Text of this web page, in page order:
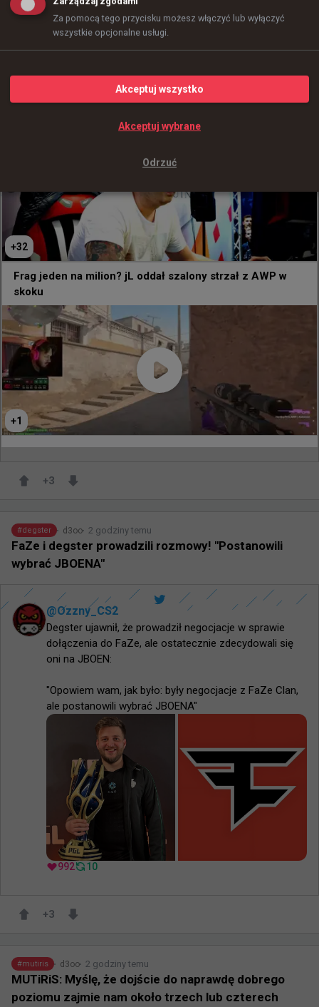
2 godziny temu
@eskyycs
Wygrywamy 19;17 na 95Vikings i dostajemy się na lana
w białej podlaskiej już 11 września! GG!
165 0
+3
#degster d3oo 2 godziny temu
FaZe i degster prowadzili rozmowy! "Postanowili
wybrać JBOENA"
@Ozzny_CS2
Degster ujawnił, że prowadził negocjacje w sprawie
dołączenia do FaZe, ale ostatecznie zdecydowali się
oni na JBOEN:
"Opowiem wam, jak było: były negocjacje z FaZe Clan,
ale postanowili wybrać JBOENA"
992 10
+3
#mutiris d3oo 2 godziny temu
MUTiRiS: Myślę, że dojście do naprawdę dobrego
poziomu zajmie nam około trzech lub czterech
+1
easy kończy projekt poszukiwania młodych talentów oraz
+32
Frag jeden na milion? jL oddał szalony strzał z AWP w
skoku
+1
Za pomocą tego przycisku możesz włączyć lub wyłączyć
wszystkie opcjonalne usługi.
Odrzuć
Akceptuj wybrane
Akceptuj wszystko